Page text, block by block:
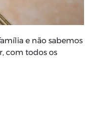
e não sabemos
com todos os